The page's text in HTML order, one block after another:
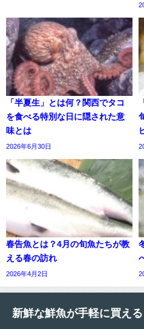
「半夏生」とは何？関西でタコ
を食べる特別な日に隠された意
味とは
2026年6月30日
春告魚とは？4月の旬魚たちが教
える春の訪れ
2026年4月2日
新鮮な鮮魚が手軽に買え